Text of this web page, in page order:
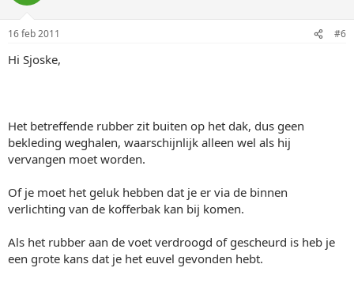
16 feb 2011 #6
Hi Sjoske,
Het betreffende rubber zit buiten op het dak, dus geen
bekleding weghalen, waarschijnlijk alleen wel als hij
vervangen moet worden.
Of je moet het geluk hebben dat je er via de binnen
verlichting van de kofferbak kan bij komen.
Als het rubber aan de voet verdroogd of gescheurd is heb je
een grote kans dat je het euvel gevonden hebt.